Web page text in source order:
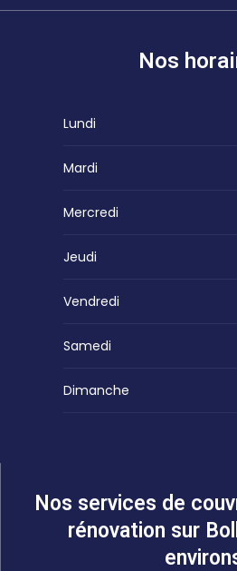
Nos
Lundi
Mardi
Mercredi
Jeudi
Vendredi
Samedi
Dimanche
Nos services de
rénovation sur